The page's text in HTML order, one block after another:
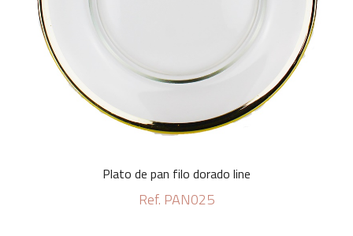
Plato de pan filo dorado line
Ref. PAN025